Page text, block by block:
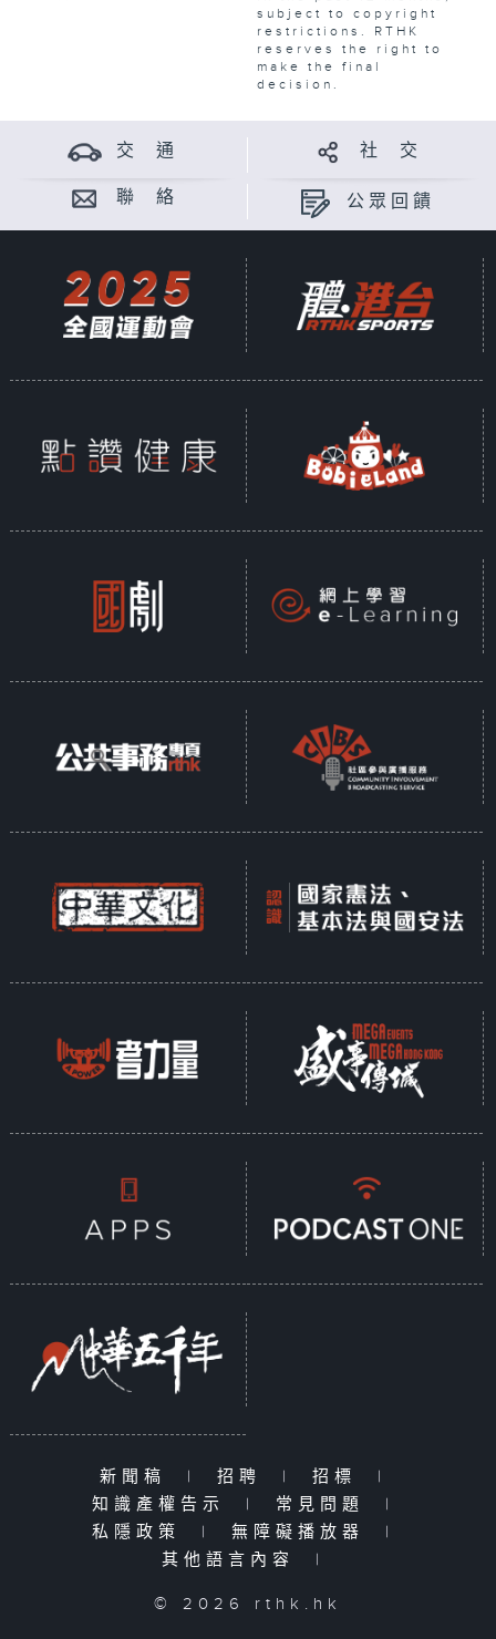
subject to copyright
restrictions. RTHK
reserves the right to
make the final
decision.
交 通 社 交
聯 絡 公眾回饋
新聞稿 | 招聘 | 招標
|
知識產權告示
| 常見問題
|
私隱政策
| 無障礙播放器
|
其他語言內容
|
© 2026 rthk.hk